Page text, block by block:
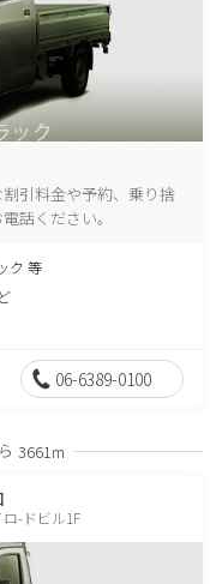
引料金や予約、乗り捨
話ください。
ク 等
06-6389-0100
3661m
-ドビル1F